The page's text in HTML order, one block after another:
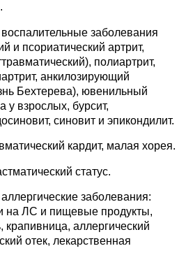
заболевания
и псориатический артрит,
полиартрит,
анкилозирующий
Бехтерева), ювенильный
у взрослых, бурсит,
синовит и эпикондилит.
кардит, малая хорея.
статус.
заболевания:
на ЛС и пищевые продукты,
крапивница, аллергический
отек, лекарственная